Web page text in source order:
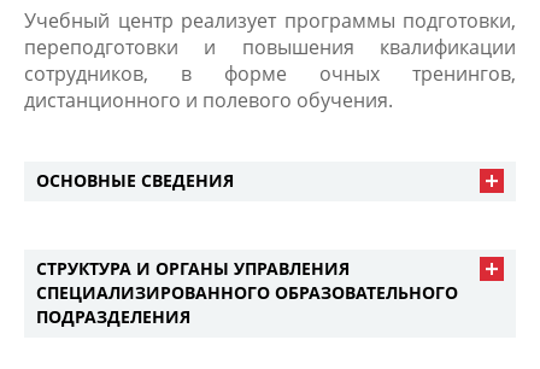
Учебный центр реализует программы подготовки,
переподготовки и повышения квалификации
сотрудников, в форме очных тренингов,
дистанционного и полевого обучения.
ОСНОВНЫЕ СВЕДЕНИЯ
СТРУКТУРА И ОРГАНЫ УПРАВЛЕНИЯ
СПЕЦИАЛИЗИРОВАННОГО ОБРАЗОВАТЕЛЬНОГО
ПОДРАЗДЕЛЕНИЯ